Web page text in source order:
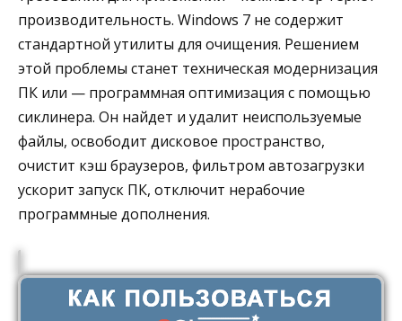
производительность. Windows 7 не содержит
стандартной утилиты для очищения. Решением
этой проблемы станет техническая модернизация
ПК или — программная оптимизация с помощью
сиклинера. Он найдет и удалит неиспользуемые
файлы, освободит дисковое пространство,
очистит кэш браузеров, фильтром автозагрузки
ускорит запуск ПК, отключит нерабочие
программные дополнения.